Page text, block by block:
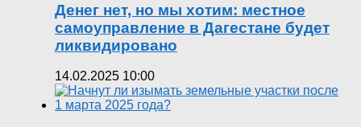
Денег нет, но мы хотим: местное
самоуправление в Дагестане будет
ликвидировано
14.02.2025 10:00